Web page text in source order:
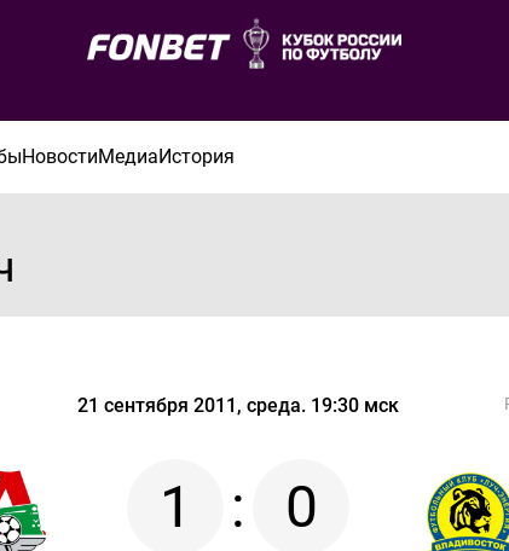
НовостиМедиаИстория
21 сентября 2011, среда. 19:30 мск
1 : 0